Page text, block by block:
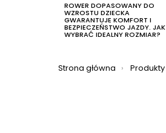
ROWER DOPASOWANY DO
WZROSTU DZIECKA
GWARANTUJE KOMFORT I
BEZPIECZEŃSTWO JAZDY. JAK
WYBRAĆ IDEALNY ROZMIAR?
Jesteś tutaj:
Strona główna Produkty